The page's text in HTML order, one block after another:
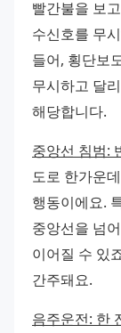
빨간불을 보
수신호를 무
들어, 횡단보
무시하고 달
해당합니다.
중앙선 침범:
도로 한가운
행동이에요.
중앙선을 넘
이어질 수 있
간주돼요.
음주운전: 한